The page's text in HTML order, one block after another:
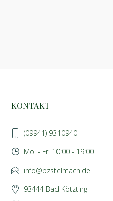
KONTAKT
(09941) 9310940
Mo. - Fr. 10:00 - 19:00
info@pzstelmach.de
93444 Bad Kötzting